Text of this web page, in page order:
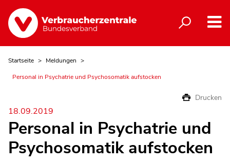
Startseite
Meldungen
Personal in Psychatrie und Psychosomatik aufstocken
Drucken
18.09.2019
Personal in Psychatrie und
Psychosomatik aufstocken